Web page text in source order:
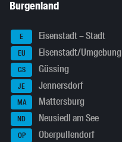
Burgenland
E Eisenstadt – Stadt
EU Eisenstadt/Umgebung
GS Güssing
JE Jennersdorf
MA Mattersburg
ND Neusiedl am See
OP Oberpullendorf